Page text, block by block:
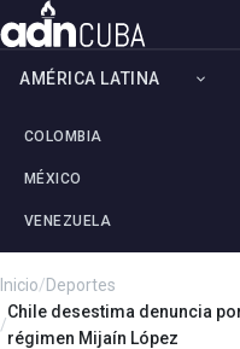
AMÉRICA LATINA
COLOMBIA
MÉXICO
VENEZUELA
Inicio/Deportes
/
Chile desestima denuncia
régimen Mijaín López